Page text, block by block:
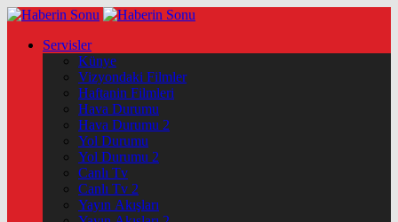
Servisler
Künye
Vizyondaki Filmler
Haftanin Filmleri
Hava Durumu
Hava Durumu 2
Yol Durumu
Yol Durumu 2
Canlı Tv
Canlı Tv 2
Yayın Akışları